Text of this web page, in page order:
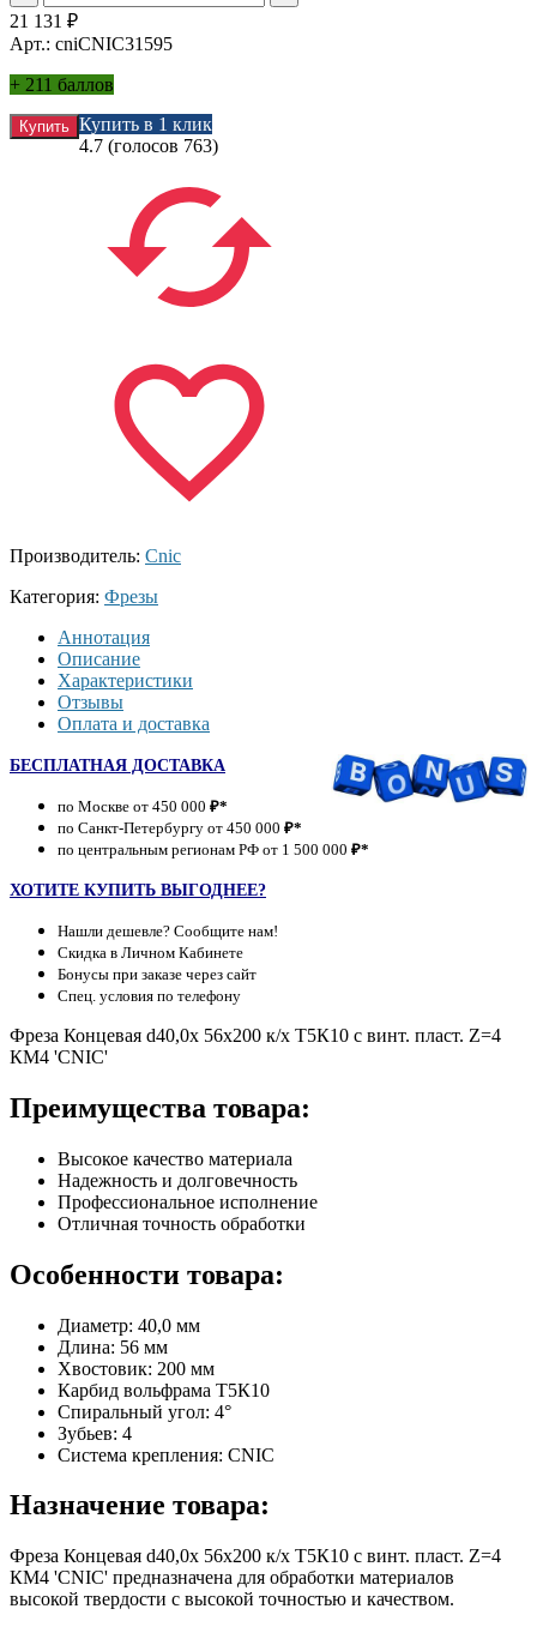
21 131 ₽
Арт.: cniCNIC31595
+ 211 баллов
Купить в 1 клик
4.7 (голосов 763)
Производитель: Cnic
Категория: Фрезы
Аннотация
Описание
Характеристики
Отзывы
Оплата и доставка
БЕСПЛАТНАЯ ДОСТАВКА
по Москве от 450 000 ₽*
по Санкт-Петербургу от 450 000 ₽*
по центральным регионам РФ от 1 500 000 ₽*
ХОТИТЕ КУПИТЬ ВЫГОДНЕЕ?
Нашли дешевле? Сообщите нам!
Скидка в Личном Кабинете
Бонусы при заказе через сайт
Спец. условия по телефону
Фреза Концевая d40,0х 56х200 к/х Т5К10 с винт. пласт. Z=4
КМ4 'CNIC'
Преимущества товара:
Высокое качество материала
Надежность и долговечность
Профессиональное исполнение
Отличная точность обработки
Особенности товара:
Диаметр: 40,0 мм
Длина: 56 мм
Хвостовик: 200 мм
Карбид вольфрама Т5К10
Спиральный угол: 4°
Зубьев: 4
Система крепления: CNIC
Назначение товара:
Фреза Концевая d40,0х 56х200 к/х Т5К10 с винт. пласт. Z=4
КМ4 'CNIC' предназначена для обработки материалов
высокой твердости с высокой точностью и качеством.